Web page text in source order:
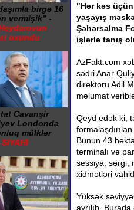
birgə 16
vermişik” -
oxundu
Cavanşir
Londonda
mülklər
SİYAHI
"Hər kəs
yaşayış
Şəhərsalma
işlərlə tanış
AzFakt.com
sədri Anar
direktoru Adil
məlumat
Qeyd edək ki,
Bunun 43
terminalı və
sessiya, sərgi,
xidmətləri
Yüksək
ayrılıb.